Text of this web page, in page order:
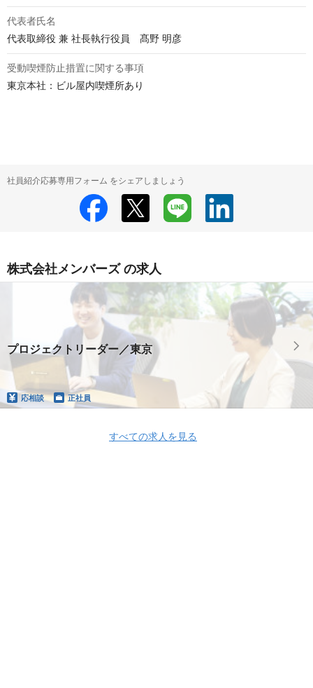
代表者氏名
代表取締役 兼 社長執行役員　髙野 明彦
受動喫煙防止措置に関する事項
東京本社：ビル屋内喫煙所あり
社員紹介応募専用フォーム をシェアしましょう
株式会社メンバーズ の求人
プロジェクトリーダー／東京
応相談 正社員
すべての求人を見る